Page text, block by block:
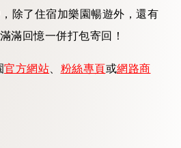
除了住宿加樂園暢遊外，還有
滿回憶一併打包寄回！
官方網站 粉絲專頁或網路商